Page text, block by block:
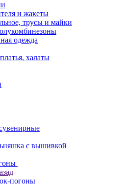
и жакеты
трусы и майки
одежда
халаты
с вышивкой
погоны